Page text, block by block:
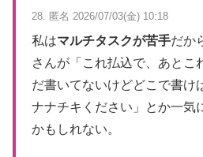
28. 匿名 2026/07/03(金) 10:18
私はマルチタスクが苦手だか
さんが「これ払込で、あとこ
だ書いてないけどどこで書け
ナナチキください」とか一気
かもしれない。